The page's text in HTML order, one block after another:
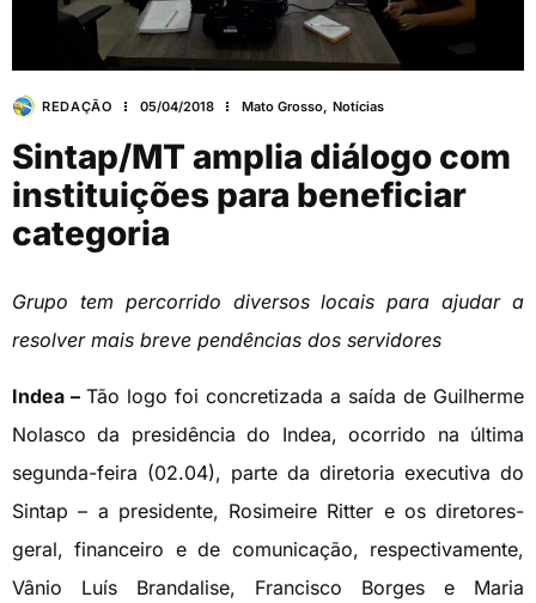
REDAÇÃO 05/04/2018 Mato Grosso, Notícias
Sintap/MT amplia diálogo com
instituições para beneficiar
categoria
Grupo tem percorrido diversos locais para ajudar a
resolver mais breve pendências dos servidores
Indea – Tão logo foi concretizada a saída de Guilherme
Nolasco da presidência do Indea, ocorrido na última
segunda-feira (02.04), parte da diretoria executiva do
Sintap – a presidente, Rosimeire Ritter e os diretores-
geral, financeiro e de comunicação, respectivamente,
Vânio Luís Brandalise, Francisco Borges e Maria